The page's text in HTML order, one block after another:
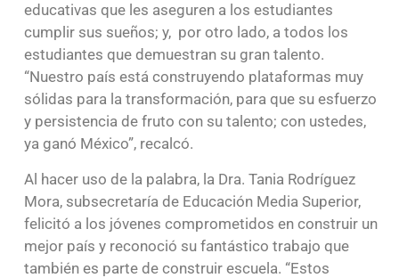
educativas que les aseguren a los estudiantes
cumplir sus sueños; y, por otro lado, a todos los
estudiantes que demuestran su gran talento.
“Nuestro país está construyendo plataformas muy
sólidas para la transformación, para que su esfuerzo
y persistencia de fruto con su talento; con ustedes,
ya ganó México”, recalcó.
Al hacer uso de la palabra, la Dra. Tania Rodríguez
Mora, subsecretaría de Educación Media Superior,
felicitó a los jóvenes comprometidos en construir un
mejor país y reconoció su fantástico trabajo que
también es parte de construir escuela. “Estos